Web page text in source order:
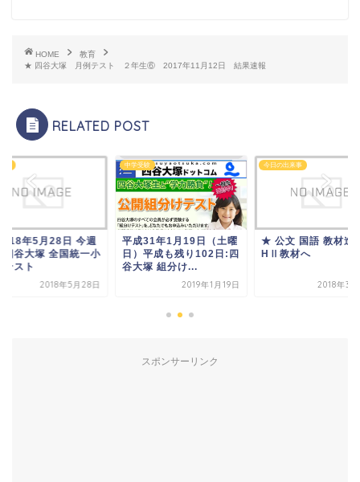
HOME
教育
★ 四谷大塚 月例テスト ２年生⑥ 2017年11月12日 結果速報
RELATED POST
年5月28日 今週
四谷大塚 全国統一小
テスト
2018年5月28日
中学受験
平成31年1月19日（土曜
日）平成も残り102日:四
谷大塚 組分け...
2019年1月19日
今日の出来事
★ 公文 国語 教材進
HⅡ教材へ
2018年3
スポンサーリンク